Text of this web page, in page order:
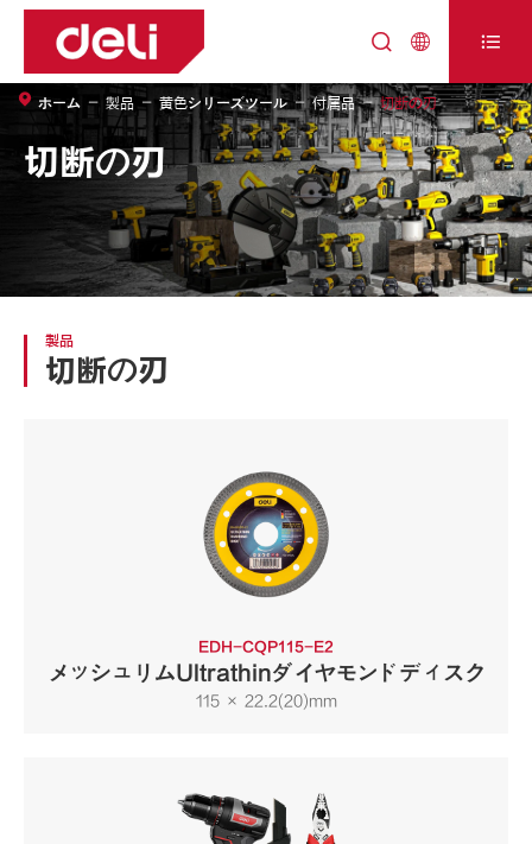
  
切断の刃
ホーム 製品 黄色シリーズツール 付属品 切断の刃
製品
切断の刃
EDH-CQP115-E2
メッシュリムUltrathinダイヤモンドディスク
115 × 22.2(20)mm